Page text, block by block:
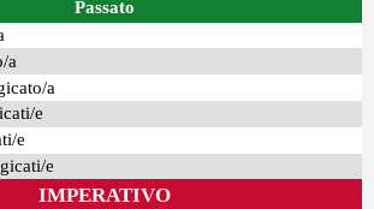
Passato
a
a
e
e
e
IMPERATIVO